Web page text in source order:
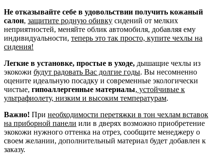
Не отказывайте себе в удовольствии получить кожаный
салон, защитите родную обивку сидений от мелких
неприятностей, меняйте облик автомобиля, добавляя ему
индивидуальности, теперь это так просто, купите чехлы на
сидения!
Легкие в установке, простые в уходе, дышащие чехлы из
экокожи будут радовать Вас долгие годы. Вы несомненно
оцените идеальную посадку и современные экологически
чистые, гипоаллергенные материалы, устойчивые к
ультрафиолету, низким и высоким температурам.
Важно! При необходимости перетяжки в тон чехлам вставок
на приборной панели или в дверях возможно приобретение
экокожи нужного оттенка на отрез, сообщите менеджеру о
своем желании, дополнительный материал будет добавлен к
заказу.